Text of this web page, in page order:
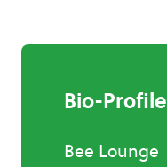
Bio-Profile
Bee Lounge